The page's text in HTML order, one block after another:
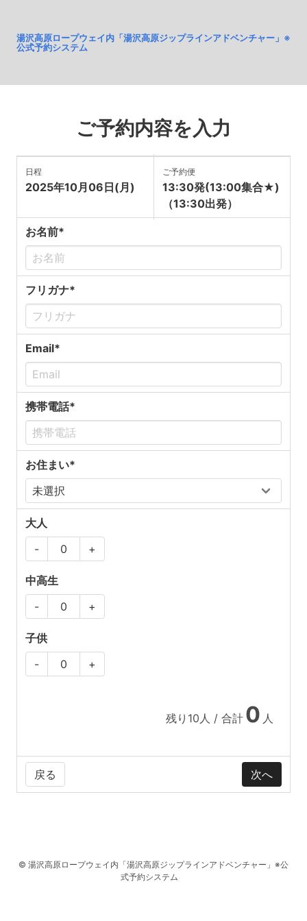
湯沢高原ロープウェイ内「湯沢高原ジップラインアドベンチャー」※
公式予約システム
ご予約内容を入力
日程
2025年10月06日(月)
ご予約便
13:30発(13:00集合★)
（13:30出発）
お名前*
フリガナ*
Email*
携帯電話*
お住まい*
大人
-
+
中高生
-
+
子供
-
+
残り 10人 / 合計 0 人
戻る
© 湯沢高原ロープウェイ内「湯沢高原ジップラインアドベンチャー」※公
式予約システム